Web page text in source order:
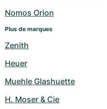
Nomos Orion
Plus de marques
Zenith
Heuer
Muehle Glashuette
H. Moser & Cie